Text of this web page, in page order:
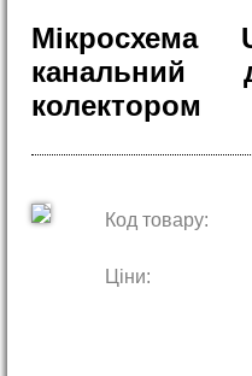
Мікросхема
канальний
колектором
Код товару:
Ціни: